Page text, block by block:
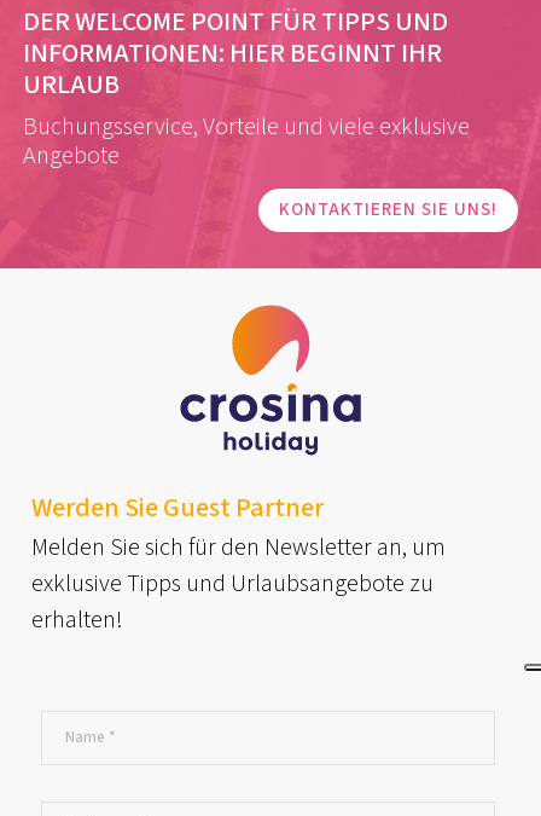
DER WELCOME POINT FÜR TIPPS UND
INFORMATIONEN: HIER BEGINNT IHR
URLAUB
Buchungsservice, Vorteile und viele exklusive
Angebote
KONTAKTIEREN SIE UNS!
Werden Sie Guest Partner
Melden Sie sich für den Newsletter an, um
exklusive Tipps und Urlaubsangebote zu
erhalten!